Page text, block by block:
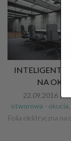
NA OKNO
22.09.2016 |
otworowa -
Folia elektryczna na